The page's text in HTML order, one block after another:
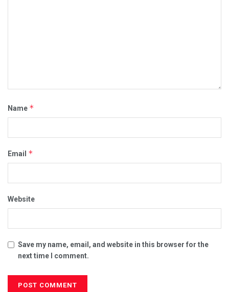
Name *
Email *
Website
Save my name, email, and website in this browser for the
next time I comment.